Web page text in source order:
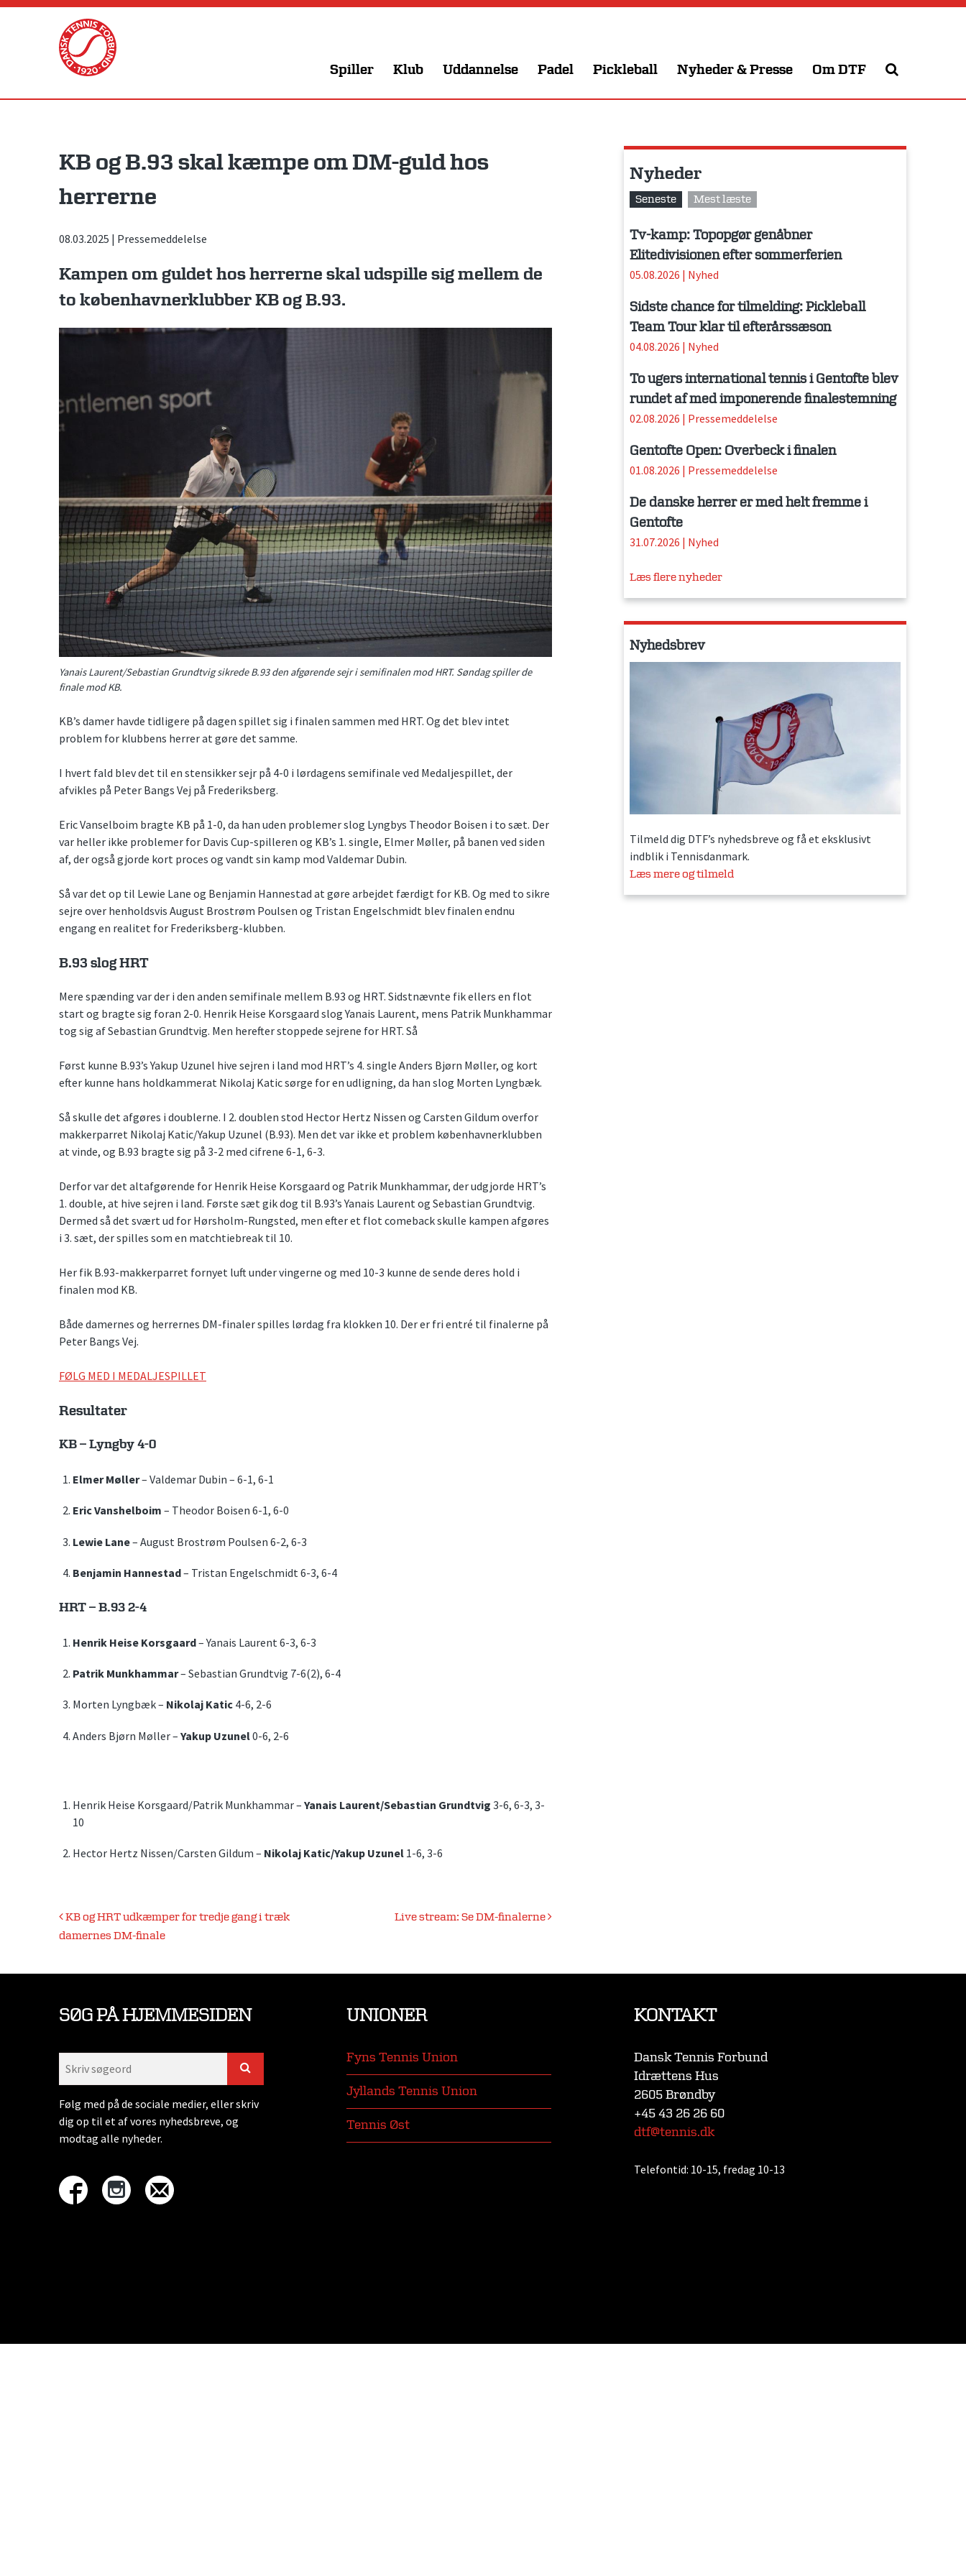
Skip
Spiller Klub Uddannelse Padel Pickleball Nyheder & Presse Om DTF
KB og B.93 skal kæmpe om DM-guld hos
herrerne
08.03.2025 | Pressemeddelelse
Kampen om guldet hos herrerne skal udspille sig mellem de
to københavnerklubber KB og B.93.
Yanais Laurent/Sebastian Grundtvig sikrede B.93 den afgørende sejr i semifinalen mod HRT. Søndag spiller de
finale mod KB.
KB’s damer havde tidligere på dagen spillet sig i finalen sammen med HRT. Og det blev intet
problem for klubbens herrer at gøre det samme.
I hvert fald blev det til en stensikker sejr på 4-0 i lørdagens semifinale ved Medaljespillet, der
afvikles på Peter Bangs Vej på Frederiksberg.
Eric Vanselboim bragte KB på 1-0, da han uden problemer slog Lyngbys Theodor Boisen i to sæt. Der
var heller ikke problemer for Davis Cup-spilleren og KB’s 1. single, Elmer Møller, på banen ved siden
af, der også gjorde kort proces og vandt sin kamp mod Valdemar Dubin.
Så var det op til Lewie Lane og Benjamin Hannestad at gøre arbejdet færdigt for KB. Og med to sikre
sejre over henholdsvis August Brostrøm Poulsen og Tristan Engelschmidt blev finalen endnu
engang en realitet for Frederiksberg-klubben.
B.93 slog HRT
Mere spænding var der i den anden semifinale mellem B.93 og HRT. Sidstnævnte fik ellers en flot
start og bragte sig foran 2-0. Henrik Heise Korsgaard slog Yanais Laurent, mens Patrik Munkhammar
tog sig af Sebastian Grundtvig. Men herefter stoppede sejrene for HRT. Så
Først kunne B.93’s Yakup Uzunel hive sejren i land mod HRT’s 4. single Anders Bjørn Møller, og kort
efter kunne hans holdkammerat Nikolaj Katic sørge for en udligning, da han slog Morten Lyngbæk.
Så skulle det afgøres i doublerne. I 2. doublen stod Hector Hertz Nissen og Carsten Gildum overfor
makkerparret Nikolaj Katic/Yakup Uzunel (B.93). Men det var ikke et problem københavnerklubben
at vinde, og B.93 bragte sig på 3-2 med cifrene 6-1, 6-3.
Derfor var det altafgørende for Henrik Heise Korsgaard og Patrik Munkhammar, der udgjorde HRT’s
1. double, at hive sejren i land. Første sæt gik dog til B.93’s Yanais Laurent og Sebastian Grundtvig.
Dermed så det svært ud for Hørsholm-Rungsted, men efter et flot comeback skulle kampen afgøres
i 3. sæt, der spilles som en matchtiebreak til 10.
Her fik B.93-makkerparret fornyet luft under vingerne og med 10-3 kunne de sende deres hold i
finalen mod KB.
Både damernes og herrernes DM-finaler spilles lørdag fra klokken 10. Der er fri entré til finalerne på
Peter Bangs Vej.
FØLG MED I MEDALJESPILLET
Resultater
KB – Lyngby 4-0
Elmer Møller– Valdemar Dubin – 6-1, 6-1
Eric Vanshelboim– Theodor Boisen 6-1, 6-0
Lewie Lane– August Brostrøm Poulsen 6-2, 6-3
Benjamin Hannestad– Tristan Engelschmidt 6-3, 6-4
HRT – B.93 2-4
Henrik Heise Korsgaard– Yanais Laurent 6-3, 6-3
Patrik Munkhammar– Sebastian Grundtvig 7-6(2), 6-4
Morten Lyngbæk – Nikolaj Katic 4-6, 2-6
Anders Bjørn Møller –Yakup Uzunel0-6, 2-6
Henrik Heise Korsgaard/Patrik Munkhammar –Yanais Laurent/Sebastian Grundtvig3-6, 6-3, 3-
10
Hector Hertz Nissen/Carsten Gildum – Nikolaj Katic/Yakup Uzunel 1-6, 3-6
Indlægsnavigation
KB og HRT udkæmper for tredje gang i træk
damernes DM-finale
Live stream: Se DM-finalerne
Nyheder
Seneste Mest læste
Tv-kamp: Topopgør genåbner
Elitedivisionen efter sommerferien
05.08.2026 | Nyhed
Sidste chance for tilmelding: Pickleball
Team Tour klar til efterårssæson
04.08.2026 | Nyhed
To ugers international tennis i Gentofte blev
rundet af med imponerende finalestemning
02.08.2026 | Pressemeddelelse
Gentofte Open: Overbeck i finalen
01.08.2026 | Pressemeddelelse
De danske herrer er med helt fremme i
Gentofte
31.07.2026 | Nyhed
Læs flere nyheder
Nyhedsbrev
Tilmeld dig DTF’s nyhedsbreve og få et eksklusivt
indblik i Tennisdanmark.
Læs mere og tilmeld
SØG PÅ HJEMMESIDEN
Følg med på de sociale medier, eller skriv
dig op til et af vores nyhedsbreve, og
modtag alle nyheder.
UNIONER
Fyns Tennis Union
Jyllands Tennis Union
Tennis Øst
KONTAKT
Dansk Tennis Forbund
Idrættens Hus
2605 Brøndby
+45 43 26 26 60
dtf@tennis.dk
Telefontid: 10-15, fredag 10-13